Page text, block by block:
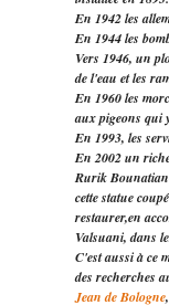
En 1942 les
En 1944 les
Vers 1946, un
de l'eau et les
En 1960 les
aux pigeons qui
En 1993, les
En 2002 un
Rurik
cettestatue
restaurer,en
Valsuani, dans
C'est aussi à ce
desrecherches
Jean de Bologne